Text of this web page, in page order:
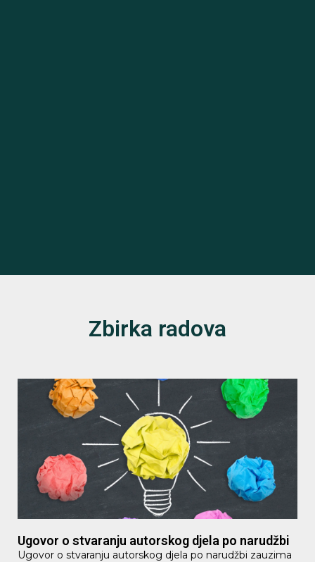
Zbirka radova
Ugovor o stvaranju autorskog djela po narudžbi
Ugovor o stvaranju autorskog djela po narudžbi zauzima